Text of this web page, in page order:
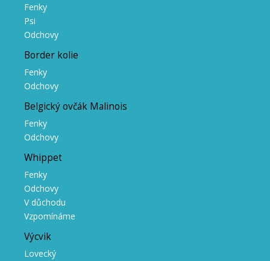
Fenky
Psi
Odchovy
Border kolie
Fenky
Odchovy
Belgický ovčák Malinois
Fenky
Odchovy
Whippet
Fenky
Odchovy
V důchodu
Vzpomínáme
Výcvik
Lovecký